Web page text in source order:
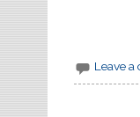
Leave